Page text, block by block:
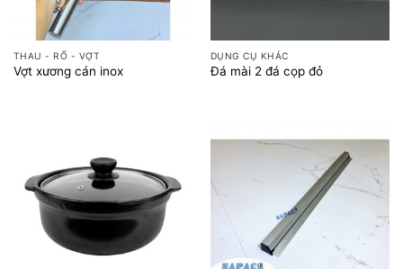
THAU - RỔ - VỢT
Vợt xương cán inox
DỤNG CỤ KHÁC
Đá mài 2 đá cọp đỏ